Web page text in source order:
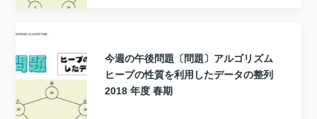
今週の午後問題〔問題〕アルゴリズム
ヒープの性質を利用したデータの整列
2018 年度 春期